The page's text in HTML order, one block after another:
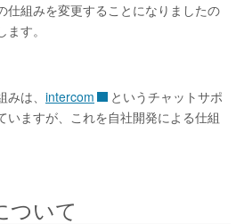
仕組みを変更することになりましたの
す。
は、 intercom
というチャットサポ
いますが、これを自社開発による仕組
ついて